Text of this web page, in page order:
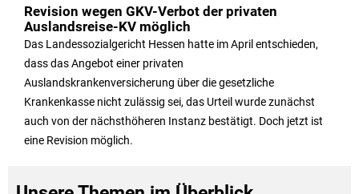
Revision wegen GKV-Verbot der privaten
Auslandsreise-KV möglich
Das Landessozialgericht Hessen hatte im April entschieden,
dass das Angebot einer privaten
Auslandskrankenversicherung über die gesetzliche
Krankenkasse nicht zulässig sei, das Urteil wurde zunächst
auch von der nächsthöheren Instanz bestätigt. Doch jetzt ist
eine Revision möglich.